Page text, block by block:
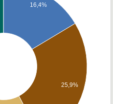
16,4%
25,9%